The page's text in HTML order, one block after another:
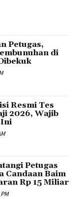
Petugas,
di
Resmi Tes
2026, Wajib
Ini
Petugas
Candaan Baim
Rp 15 Miliar